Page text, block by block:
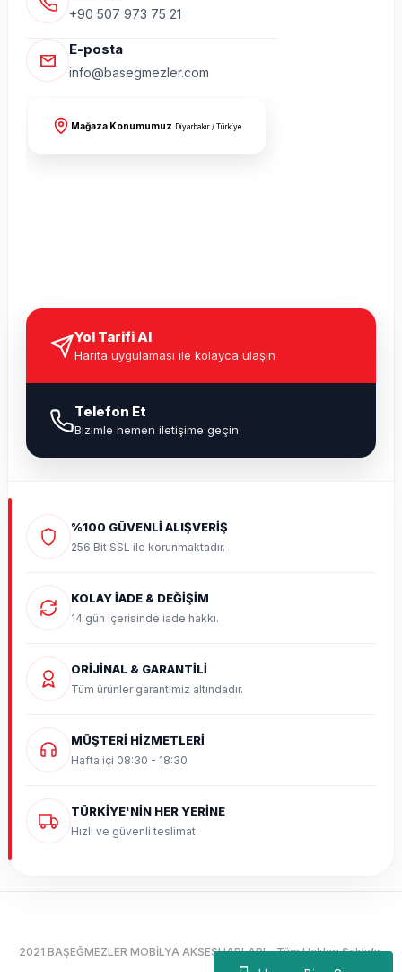
+90 507 973 75 21
E-posta
info@basegmezler.com
Mağaza Konumumuz Diyarbakır / Türkiye
Yol Tarifi Al
Harita uygulaması ile kolayca ulaşın
Telefon Et
Bizimle hemen iletişime geçin
%100 GÜVENLİ ALIŞVERİŞ
256 Bit SSL ile korunmaktadır.
KOLAY İADE & DEĞİŞİM
14 gün içerisinde iade hakkı.
ORİJİNAL & GARANTİLİ
Tüm ürünler garantimiz altındadır.
MÜŞTERİ HİZMETLERİ
Hafta içi 08:30 - 18:30
TÜRKİYE'NİN HER YERİNE
Hızlı ve güvenli teslimat.
2021 BAŞEĞMEZLER MOBİLYA AKSESUARLARI - Tüm Hakları Saklıdır.